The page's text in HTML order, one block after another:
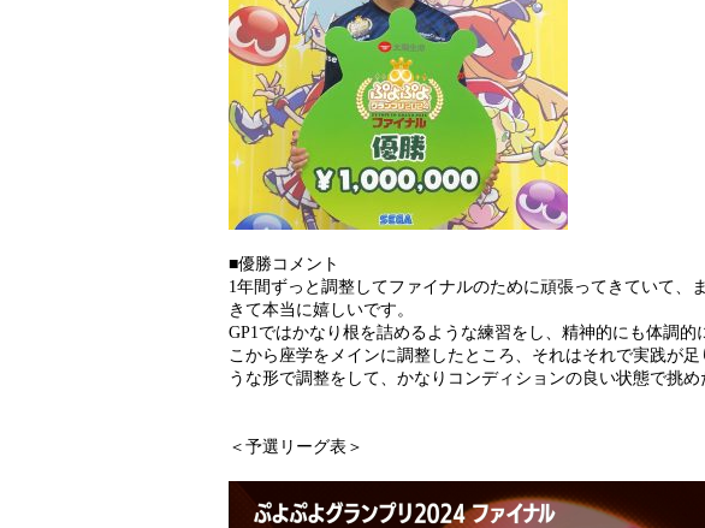
■優勝コメント
1年間ずっと調整してファイナルのために頑張ってきていて
きて本当に嬉しいです。
GP1ではかなり根を詰めるような練習をし、精神的にも体調
こから座学をメインに調整したところ、それはそれで実践が
うな形で調整をして、かなりコンディションの良い状態で挑め
＜予選リーグ表＞